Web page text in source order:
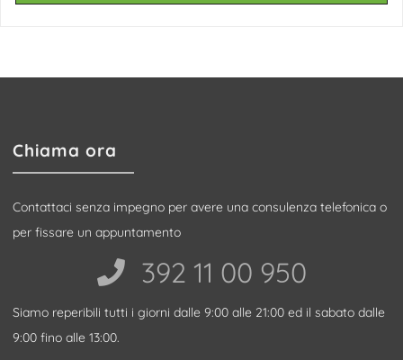
Chiama ora
Contattaci senza impegno per avere una consulenza telefonica o
per fissare un appuntamento
392 11 00 950‬
Siamo reperibili tutti i giorni dalle 9:00 alle 21:00 ed il sabato dalle
9:00 fino alle 13:00.